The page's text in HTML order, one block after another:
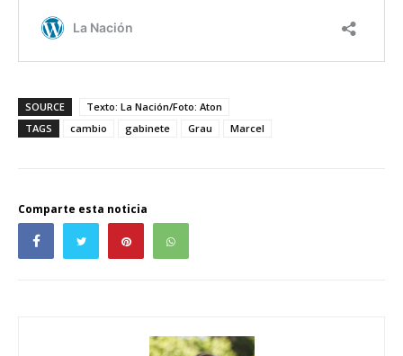
SOURCE
Texto: La Nación/Foto: Aton
TAGS
cambio gabinete Grau Marcel
Comparte esta noticia